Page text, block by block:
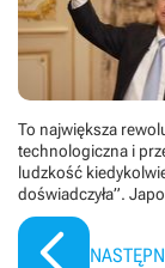
To największa
technologiczna i
ludzkość
doświadczyła”.
chce wpompować w
ponad 317 mld zł na